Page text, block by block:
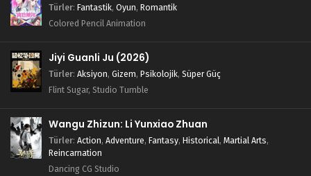
Türler: Fantastik, Oyun, Romantik
Colored Pencil Animation
Jiyi Guanli Ju (2026)
Türler: Aksiyon, Gizem, Psikolojik, Süper Güç
Flint Sugar, Studio Tumble
Wangu Zhizun: Li Yunxiao Zhuan
Türler: Action, Adventure, Fantasy, Historical, Martial Arts,
Reincarnation
Dancing CG Studio